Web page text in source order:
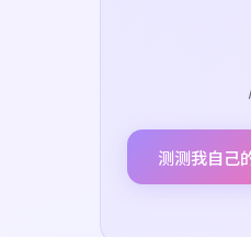
测测我自己